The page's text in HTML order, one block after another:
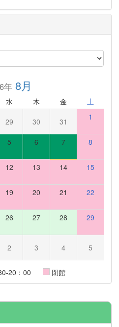
年8月
水 木 金 土
29 30 31 1
5 6 7 8
12 13 14 15
19 20 21 22
26 27 28 29
2 3 4 5
20：00 閉館